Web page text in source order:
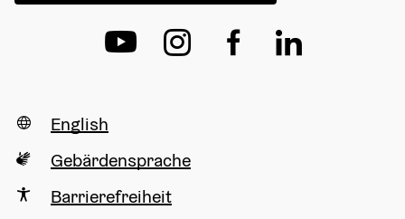
English
Gebärdensprache
Barrierefreiheit